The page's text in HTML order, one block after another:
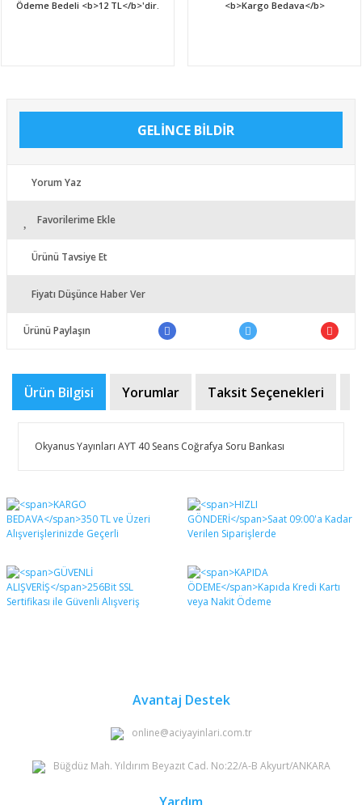
GELİNCE BİLDİR
Yorum Yaz
Favorilerime Ekle
Ürünü Tavsiye Et
Fiyatı Düşünce Haber Ver
Ürünü Paylaşın
Ürün Bilgisi Yorumlar Taksit Seçenekleri
​​Okyanus Yayınları AYT 40 Seans Coğrafya Soru Bankası
Bu ürüne ilk yorumu siz yapın!
Yorum Yaz
Bu ürünün fiyat bilgisi, resim, ürün açıklamalarında ve
diğer konularda yetersiz gördüğünüz noktaları öneri
formunu kullanarak tarafımıza iletebilirsiniz.
Görüş ve önerileriniz için teşekkür ederiz.
Ürün resmi kalitesiz, bozuk veya görüntülenemiyor.
Ürün açıklamasında eksik bilgiler bulunuyor.
Avantaj Destek
online@aciyayinlari.com.tr
Büğdüz Mah. Yıldırım Beyazıt Cad. No:22/A-B Akyurt/ANKARA